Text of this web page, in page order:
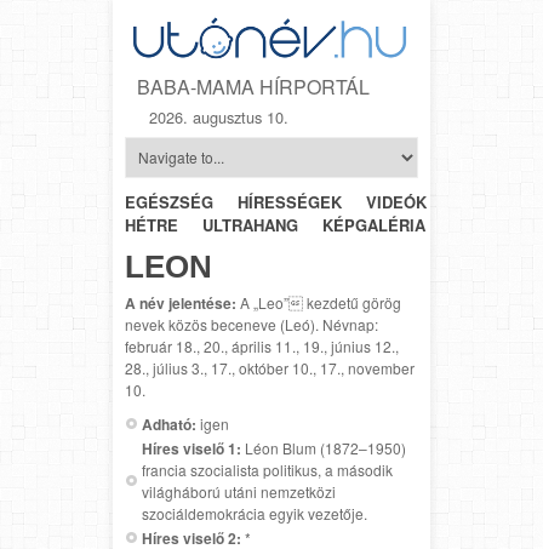
BABA-MAMA HÍRPORTÁL
2026. augusztus 10.
EGÉSZSÉG HÍRESSÉGEK VIDEÓK
HÉTRŐL-
HÉTRE
ULTRAHANG KÉPGALÉRIA
LEON
A név jelentése: A „Leo” kezdetű görög
nevek közös beceneve (Leó). Névnap:
február 18., 20., április 11., 19., június 12.,
28., július 3., 17., október 10., 17., november
10.
Adható: igen
Híres viselő 1: Léon Blum (1872–1950)
francia szocialista politikus, a második
világháború utáni nemzetközi
szociáldemokrácia egyik vezetője.
Híres viselő 2: *